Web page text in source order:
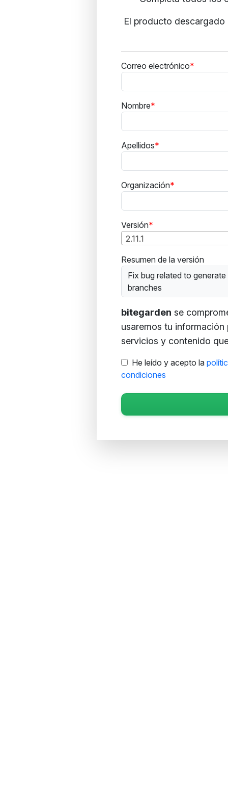
El producto
Correo electrónico
Nombre
Apellidos
Organización
Versión
2.11.1
Resumen de la versión
Fix bug related to
branches
bitegarden se
usaremos tu
servicios y contenido
He leído y acepto la
condiciones